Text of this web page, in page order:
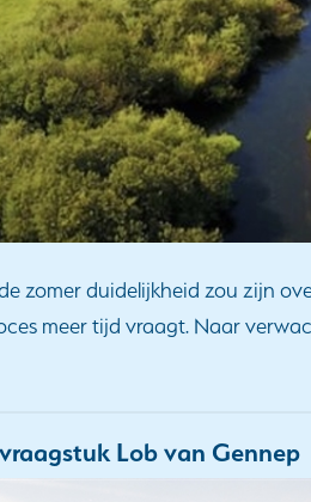
zomer duidelijkheid zou zijn
meer tijd vraagt. Naar
Lob van Gennep